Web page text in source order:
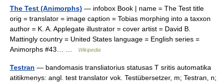
The Test (Animorphs) — infobox Book | name = The Test title
orig = translator = image caption = Tobias morphing into a taxxon
author = K. A. Applegate illustrator = cover artist = David B.
Mattingly country = United States language = English series =
Animorphs #43… …
Wikipedia
Testran — bandomasis transliatorius statusas T sritis automatika
atitikmenys: angl. test translator vok. Testübersetzer, m; Testran, n;